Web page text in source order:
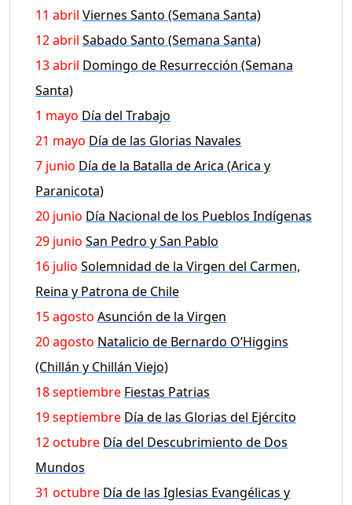
11 abril Viernes Santo (Semana Santa)
12 abril Sabado Santo (Semana Santa)
13 abril Domingo de Resurrección (Semana
Santa)
1 mayo Día del Trabajo
21 mayo Día de las Glorias Navales
7 junio Día de la Batalla de Arica (Arica y
Paranicota)
20 junio Día Nacional de los Pueblos Indígenas
29 junio San Pedro y San Pablo
16 julio Solemnidad de la Virgen del Carmen,
Reina y Patrona de Chile
15 agosto Asunción de la Virgen
20 agosto Natalicio de Bernardo O’Higgins
(Chillán y Chillán Viejo)
18 septiembre Fiestas Patrias
19 septiembre Día de las Glorias del Ejército
12 octubre Día del Descubrimiento de Dos
Mundos
31 octubre Día de las Iglesias Evangélicas y